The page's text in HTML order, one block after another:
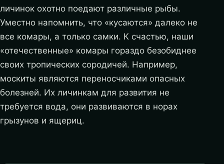
личинок охотно поедают различные рыбы.
Уместно напомнить, что «кусаются» далеко не
все комары, а только самки. К счастью, наши
«отечественные» комары гораздо безобиднее
своих тропических сородичей. Например,
москиты являются переносчиками опасных
болезней. Их личинкам для развития не
требуется вода, они развиваются в норах
грызунов и ящериц.